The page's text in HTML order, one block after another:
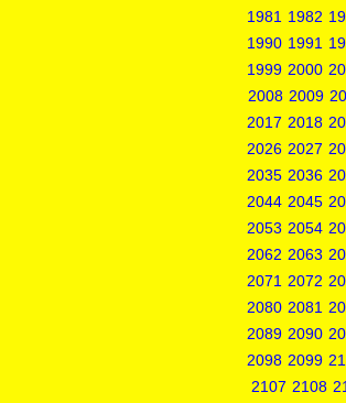
1981 1982
1990 1991
1999 2000
2008 2009
2017 2018
2026 2027
2035 2036
2044 2045
2053 2054
2062 2063
2071 2072
2080 2081
2089 2090
2098 2099
2107 2108